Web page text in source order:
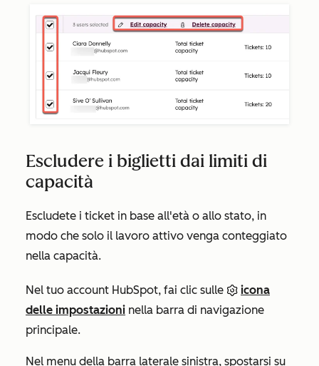
Escludere i biglietti dai limiti di
capacità
Escludete i ticket in base all'età o allo stato, in
modo che solo il lavoro attivo venga conteggiato
nella capacità.
Nel tuo account HubSpot, fai clic sulle
icona
delle impostazioni nella barra di navigazione
principale.
Nel menu della barra laterale sinistra, spostarsi su